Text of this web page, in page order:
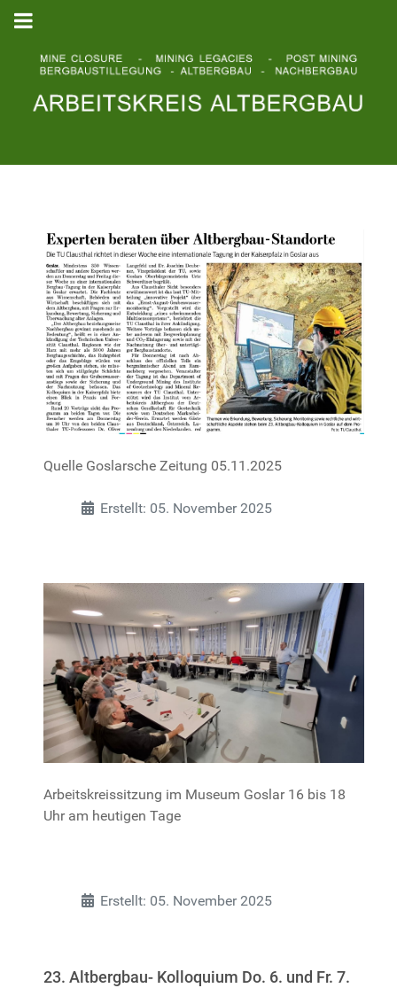
Quelle Goslarsche Zeitung 05.11.2025
Details Erstellt: 05. November 2025
Arbeitskreissitzung im Museum Goslar 16 bis 18
Uhr am heutigen Tage
Details Erstellt: 05. November 2025
23. Altbergbau- Kolloquium Do. 6. und Fr. 7.